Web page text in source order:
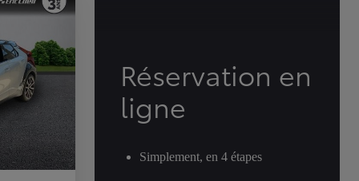
Réservation en
ligne
Simplement, en 4 étapes